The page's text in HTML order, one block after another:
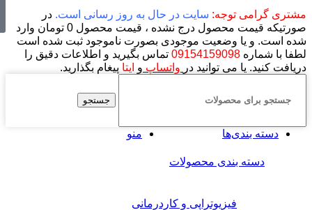
مشتری گرامی توجه: سایت در حال به روز رسانی است. در
صورتیکه قیمت محصول درج نشده ، قیمت محصول 0 تومان وارد
شده است. و یا وضعیت موجودی بصورت ناموجود ثبت شده است
لطفا با شماره 09154159098 تماس بگیرید و اطلاعات دقیق را
دریافت کنید. یا می توانید در واتساپ و ایتا پیغام بگذارید.
جستجو
منو دسته بندی‌ها
دسته بندی محصولات
فیزیوتراپی و کاردرمانی